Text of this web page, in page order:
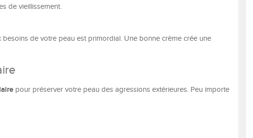
de vieillissement.
de votre peau est primordial. Une bonne crème crée une
pour préserver votre peau des agressions extérieures. Peu importe